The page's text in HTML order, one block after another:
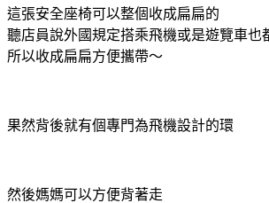
這張安全座椅可以整個收成扁扁的
聽店員說外國規定搭乘飛機或是遊覽車也
所以收成扁扁方便攜帶～
果然背後就有個專門為飛機設計的環
然後媽媽可以方便背著走